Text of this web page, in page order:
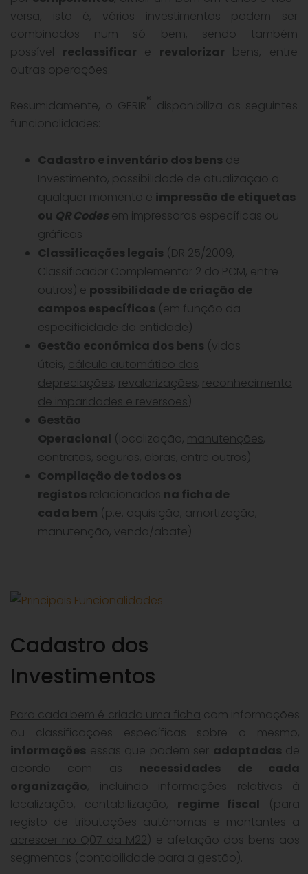
versa, isto é, vários investimentos podem ser
combinados num só bem, sendo também
possível reclassificar e revalorizar bens, entre
outras operações.
Resumidamente, o GERIR® disponibiliza as seguintes
funcionalidades:
Cadastro e inventário dos bens de
Investimento, possibilidade de atualização a
qualquer momento e impressão de etiquetas
ou QR Codes em impressoras específicas ou
gráficas
Classificações legais (DR 25/2009,
Classificador Complementar 2 do PCM, entre
outros) e possibilidade de criação de
campos específicos (em função da
especificidade da entidade)
Gestão económica dos bens (vidas
úteis, cálculo automático das
depreciações, revalorizações, reconhecimento
de imparidades e reversões)
Gestão
Operacional (localização, manutenções,
contratos, seguros, obras, entre outros)
Compilação de todos os
registos relacionados na ficha de
cada bem (p.e. aquisição, amortização,
manutenção, venda/abate)
Cadastro dos
Investimentos
Para cada bem é criada uma ficha com informações
ou classificações específicas sobre o mesmo,
informações essas que podem ser adaptadas de
acordo com as necessidades de cada
organização, incluindo informações relativas à
localização, contabilização, regime fiscal (para
registo de tributações autónomas e montantes a
acrescer no Q07 da M22) e afetação dos bens aos
segmentos (contabilidade para a gestão).